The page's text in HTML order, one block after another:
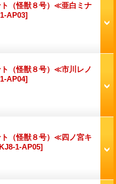
（怪獣８号）≪亜白ミナ
AP03]
（怪獣８号）≪市川レノ
AP04]
（怪獣８号）≪四ノ宮キ
1-AP05]